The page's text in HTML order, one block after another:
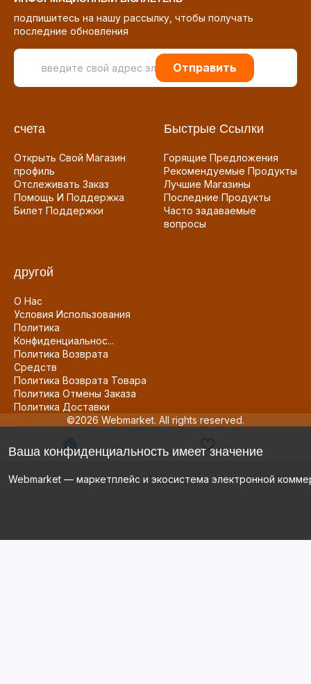
подпишитесь на нашу рассылку, чтобы получать
последние обновления
Отправить
счета
Открыть Свой Магазин
профиль
Отслеживать Заказ
Помощь И Поддержка
Билет Поддержки
Быстрые Ссылки
Горящие Предложения
Рекомендуемые Продукты
Лучшие Магазины
Последние Продукты
Часто задаваемые
вопросы
другой
О Нас
Условия Использования
Политика
Конфиденциальнос...
Политика Возврата
Средств
Политика Возврата Товара
Политика Отмены Заказа
Политика Доставки
©2026 Webmarket. All rights reserved.
Ваша конфиденциальность имеет значение
Webmarket — маркетплейс и экосистема электронной